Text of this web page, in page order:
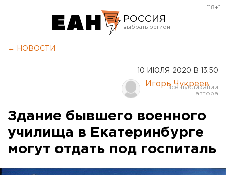
РОССИЯ
Курган
Оренбург
[18+]
← НОВОСТИ
10 ИЮЛЯ 2020 В 13:50
Игорь Чукреев
Здание бывшего военного
училища в Екатеринбурге
могут отдать под госпиталь